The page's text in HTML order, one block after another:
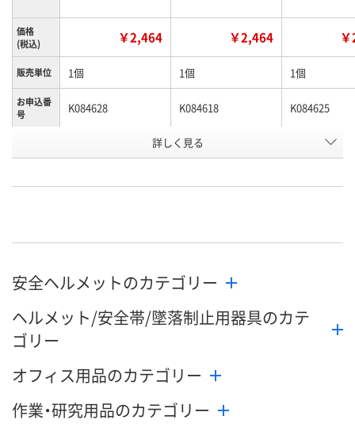
価格
(税込)
￥2,464 ￥2,464
販売単位 1個 1個 1個
お申込番
号
K084628 K084618 K084625
直送品
販売停止中で
詳しく見る
安全ヘルメットのカテゴリー
ヘルメット/安全帯/墜落制止用器具のカテ
ゴリー
オフィス用品のカテゴリー
作業・研究用品のカテゴリー